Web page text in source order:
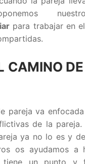
para trabajar en
CAMINO
pareja va
de la pareja.
ya no lo es y
os ayudamos a